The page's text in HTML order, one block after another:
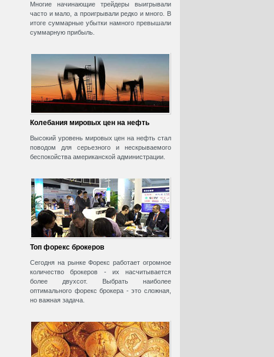
Многие начинающие трейдеры выигрывали
часто и мало, а проигрывали редко и много. В
итоге суммарные убытки намного превышали
суммарную прибыль.
Колебания мировых цен на нефть
Высокий уровень мировых цен на нефть стал
поводом для серьезного и нескрываемого
беспокойства американской администрации.
Топ форекс брокеров
Сегодня на рынке Форекс работает огромное
количество брокеров - их насчитывается
более двухсот. Выбрать наиболее
оптимального форекс брокера - это сложная,
но важная задача.